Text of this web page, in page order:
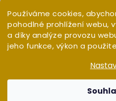
Používáme cookies,
pohodlné prohlížení webu,
a díky analýze provozu
jeho funkce, výkon a
PŘIHLÁSIT SE
WHITE